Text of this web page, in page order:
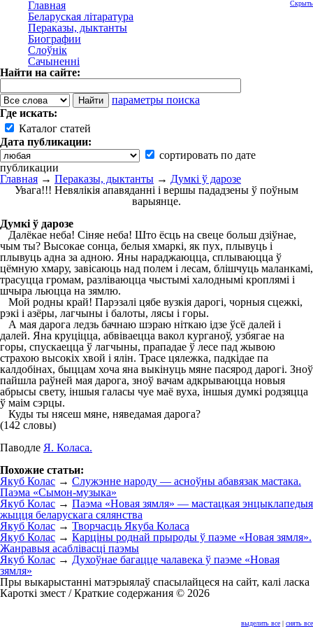
Главная
Беларуская літаратура
Пераказы, дыктанты
Биографии
Слоўнік
Сачыненні
Найти на сайте:
параметры поиска
Где искать:
Каталог статей
Дата публикации:
сортировать по дате
публикации
Скрыть
выделить все | снять все
Главная → Пераказы, дыктанты → Думкі ў дарозе
Увага!!! Невялікія апавяданні і вершы пададзены ў поўным
варыянце.
Думкі ў дарозе
Далёкае неба! Сіняе неба! Што ёсць на свеце больш дзіўнае,
чым ты? Высокае сонца, белыя хмаркі, як пух, плывуць і
плывуць адна за адною. Яны нараджаюцца, сплываюцца ў
цёмную хмару, завісаюць над полем і лесам, блішчуць маланкамі,
трасуцца громам, разліваюцца чыстымі халоднымі кроплямі і
шчыра льюцца на зямлю.
Мой родны край! Парэзалі цябе вузкія дарогі, чорныя сцежкі,
рэкі і азёры, лагчыны і балоты, лясы і горы.
А мая дарога ледзь бачнаю шэраю ніткаю ідзе ўсё далей і
далей. Яна круціцца, абвіваецца вакол курганоў, узбягае на
горы, спускаецца ў лагчыны, прападае ў лесе пад жывою
страхою высокіх хвой і ялін. Трасе цялежка, падкідае па
калдобінах, быццам хоча яна выкінуць мяне пасярод дарогі. Зноў
пайшла раўней мая дарога, зноў вачам адкрываюцца новыя
абрысы свету, іншыя галасы чуе маё вуха, іншыя думкі родзяцца
ў маім сэрцы.
Куды ты нясеш мяне, няведамая дарога?
(142 словы)
Паводле Я. Коласа.
Похожие статьи:
Якуб Колас → Служэнне народу — асноўны абавязак мастака.
Паэма «Сымон-музыка»
Якуб Колас → Паэма «Новая зямля» — мастацкая энцыклапедыя
жыцця беларускага сялянства
Якуб Колас → Творчасць Якуба Коласа
Якуб Колас → Карціны роднай прыроды ў паэме «Новая зямля».
Жанравыя асаблівасці паэмы
Якуб Колас → Духоўнае багацце чалавека ў паэме «Новая
зямля»
Пры выкарыстанні матэрыялаў спасылайцеся на сайт, калі ласка
Кароткі змест / Краткие содержания © 2026